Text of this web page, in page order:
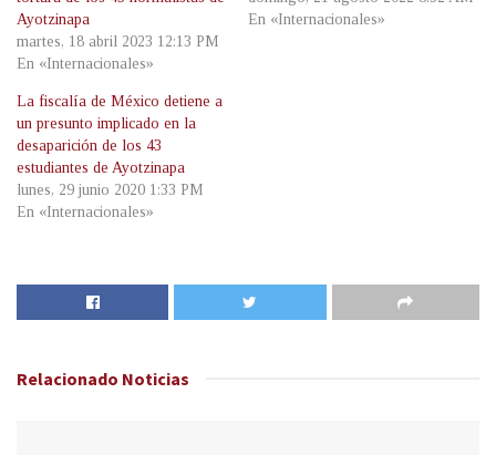
Ayotzinapa
martes, 18 abril 2023 12:13 PM
En «Internacionales»
En «Internacionales»
La fiscalía de México detiene a
un presunto implicado en la
desaparición de los 43
estudiantes de Ayotzinapa
lunes, 29 junio 2020 1:33 PM
En «Internacionales»
Relacionado Noticias